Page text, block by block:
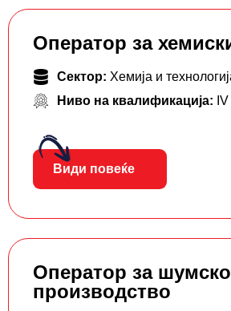
Оператор за
Сектор: Хемија и
Ниво на квалификација: IV
Види повеќе
Оператор за шумско
производство